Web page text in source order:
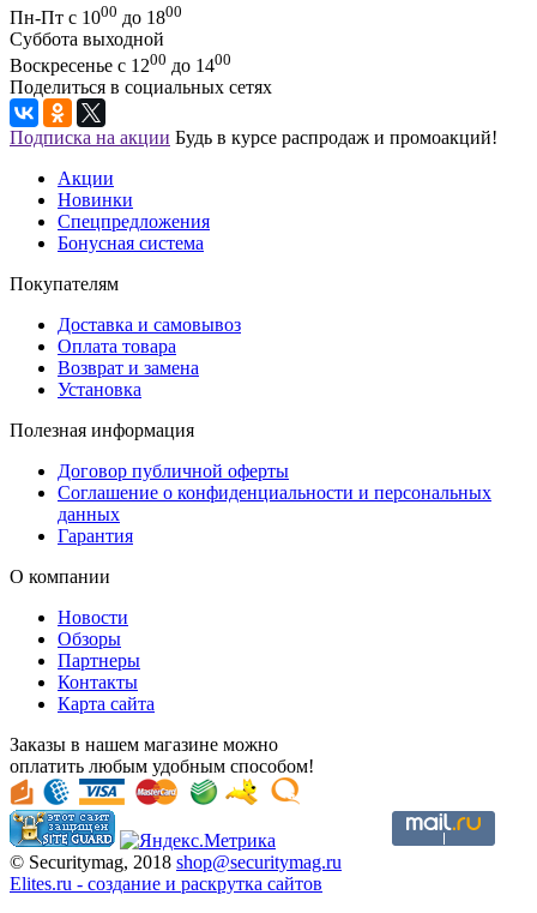
Пн-Пт с 1000 до 1800
Суббота выходной
Воскресенье с 1200 до 1400
Поделиться в социальных сетях
Подписка на акции Будь в курсе распродаж и промоакций!
Акции
Новинки
Спецпредложения
Бонусная система
Покупателям
Доставка и самовывоз
Оплата товара
Возврат и замена
Установка
Полезная информация
Договор публичной оферты
Соглашение о конфиденциальности и персональных
данных
Гарантия
О компании
Новости
Обзоры
Партнеры
Контакты
Карта сайта
Заказы в нашем магазине можно
оплатить любым удобным способом!
© Securitymag, 2018 shop@securitymag.ru
Elites.ru - cоздание и раскрутка сайтов